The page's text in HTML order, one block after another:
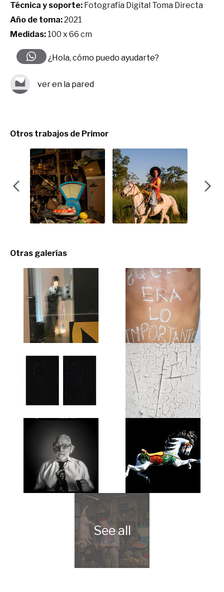
Técnica y soporte: Fotografía Digital Toma Directa
Año de toma:2021
Medidas: 100 x 66 cm
¿Hola, cómo puedo ayudarte?
ver en la pared
Otros trabajos de Primor
Otras galerías